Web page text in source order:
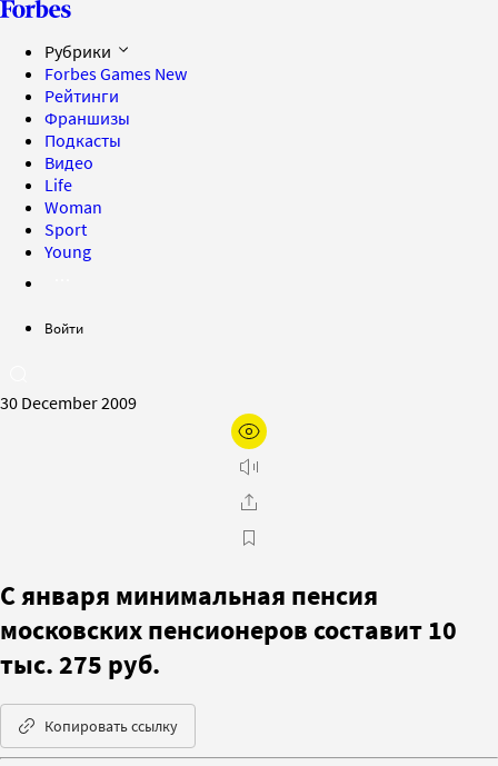
Рубрики
Forbes Games New
Рейтинги
Франшизы
Подкасты
Видео
Life
Woman
Sport
Young
Войти
30 December 2009
С января минимальная пенсия
московских пенсионеров составит 10
тыс. 275 руб.
Копировать ссылку